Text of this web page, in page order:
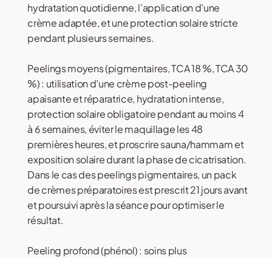
hydratation quotidienne, l’application d’une
crème adaptée, et une protection solaire stricte
pendant plusieurs semaines.
Peelings moyens (pigmentaires, TCA 18 %, TCA 30
%) : utilisation d’une crème post-peeling
apaisante et réparatrice, hydratation intense,
protection solaire obligatoire pendant au moins 4
à 6 semaines, éviter le maquillage les 48
premières heures, et proscrire sauna/hammam et
exposition solaire durant la phase de cicatrisation.
Dans le cas des peelings pigmentaires, un pack
de crèmes préparatoires est prescrit 21 jours avant
et poursuivi après la séance pour optimiser le
résultat.
Peeling profond (phénol) : soins plus